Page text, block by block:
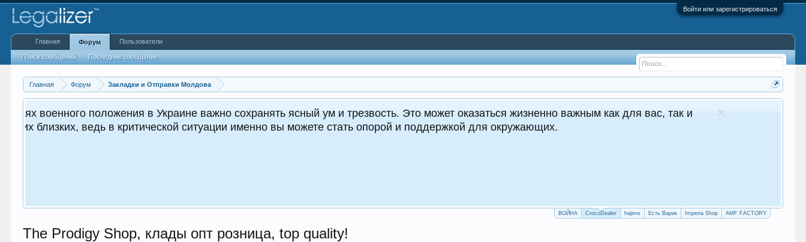
Войти или зарегистрироваться
Главная Форум Закладки и Отправки Молдова
важным как для вас, так и
CrocoDealer - №1 в Молдове Сайт авто продаж
ВОЙНА CrocoDealer hajime Есть Варик Imperia Shop AMF FACTORY
The Prodigy Shop, клады опт розница, top quality!
Главная Форум
Поиск сообщений Последние сообщения
Пользователи